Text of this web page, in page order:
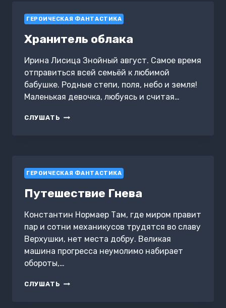
ГЕРОИЧЕСКАЯ ФАНТАСТИКА
Хранитель облака
Ирина Лисица Знойный август. Самое время
отправиться всей семьёй к любимой
бабушке. Родные степи, поля, небо и земля!
Маленькая девочка, любуясь и считая…
СЛУШАТЬ ХРАНИТЕЛЬ
ГЕРОИЧЕСКАЯ ФАНТАСТИКА
Путешествие Гнева
Константин Нормаер Там, где миром правит
пар и сотни механикусов трудятся во славу
Верхушки, нет места добру. Великая
машина прогресса неумолимо набирает
обороты,…
СЛУШАТЬ ПУТЕШЕСТВИЕ